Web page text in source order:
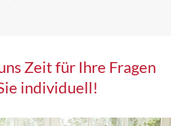
Zeit für Ihre Fragen
individuell!